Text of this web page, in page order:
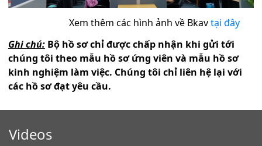
Xem thêm các hình ảnh về Bkavtại đây
Ghi chú: Bộ hồ sơ chỉ được chấp nhận khi gửi tới
chúng tôi theo mẫu hồ sơ ứng viên và mẫu hồ sơ
kinh nghiệm làm việc. Chúng tôi chỉ liên hệ lại với
các hồ sơ đạt yêu cầu.
Videos